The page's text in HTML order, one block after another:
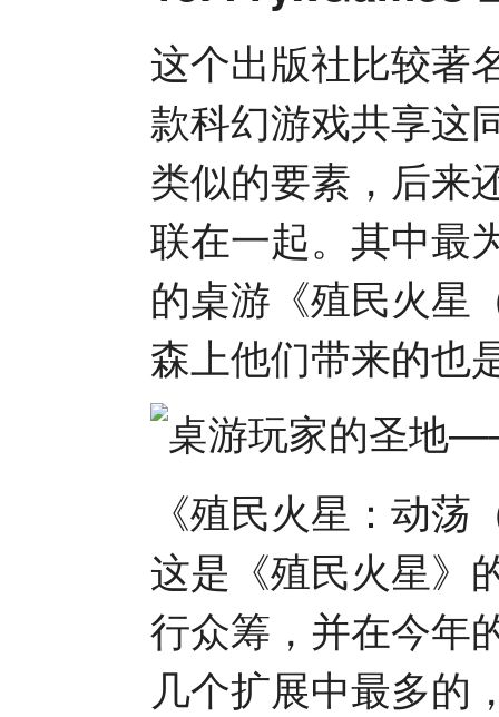
这个出版社比较著
款科幻游戏共享这
类似的要素，后来
联在一起。其中最
的桌游《殖民火星
森上他们带来的也
《殖民火星：动
这是《殖民火星》
行众筹，并在今年
几个扩展中最多的